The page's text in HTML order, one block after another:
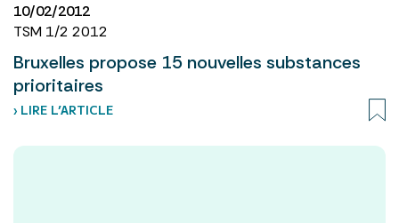
10/02/2012
TSM 1/2 2012
Bruxelles propose 15 nouvelles substances
prioritaires
› LIRE L’ARTICLE